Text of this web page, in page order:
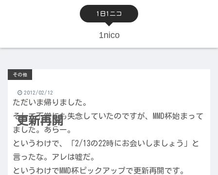
1日1ニコ
1nico
更新再開
その他
2012/02/12
ただいま帰りました。
そして不覚にも失念していたのですが、MMD杯始まって
ました。あらー。
というわけで、「2/13の22時にお会いしましょう」と
言ったな。アレは嘘だ。
というわけでMMD杯ピックアップで更新再開です。